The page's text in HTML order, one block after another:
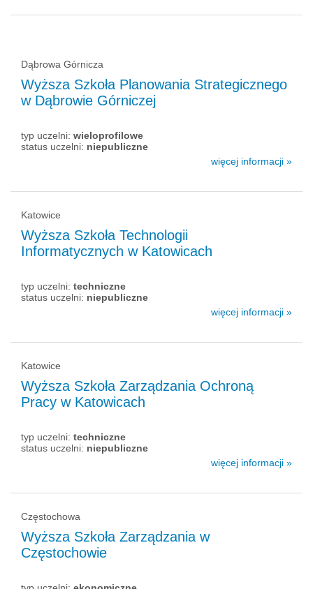
Dąbrowa Górnicza
Wyższa Szkoła Planowania Strategicznego
w Dąbrowie Górniczej
typ uczelni: wieloprofilowe
status uczelni: niepubliczne
więcej informacji »
Katowice
Wyższa Szkoła Technologii
Informatycznych w Katowicach
typ uczelni: techniczne
status uczelni: niepubliczne
więcej informacji »
Katowice
Wyższa Szkoła Zarządzania Ochroną
Pracy w Katowicach
typ uczelni: techniczne
status uczelni: niepubliczne
więcej informacji »
Częstochowa
Wyższa Szkoła Zarządzania w
Częstochowie